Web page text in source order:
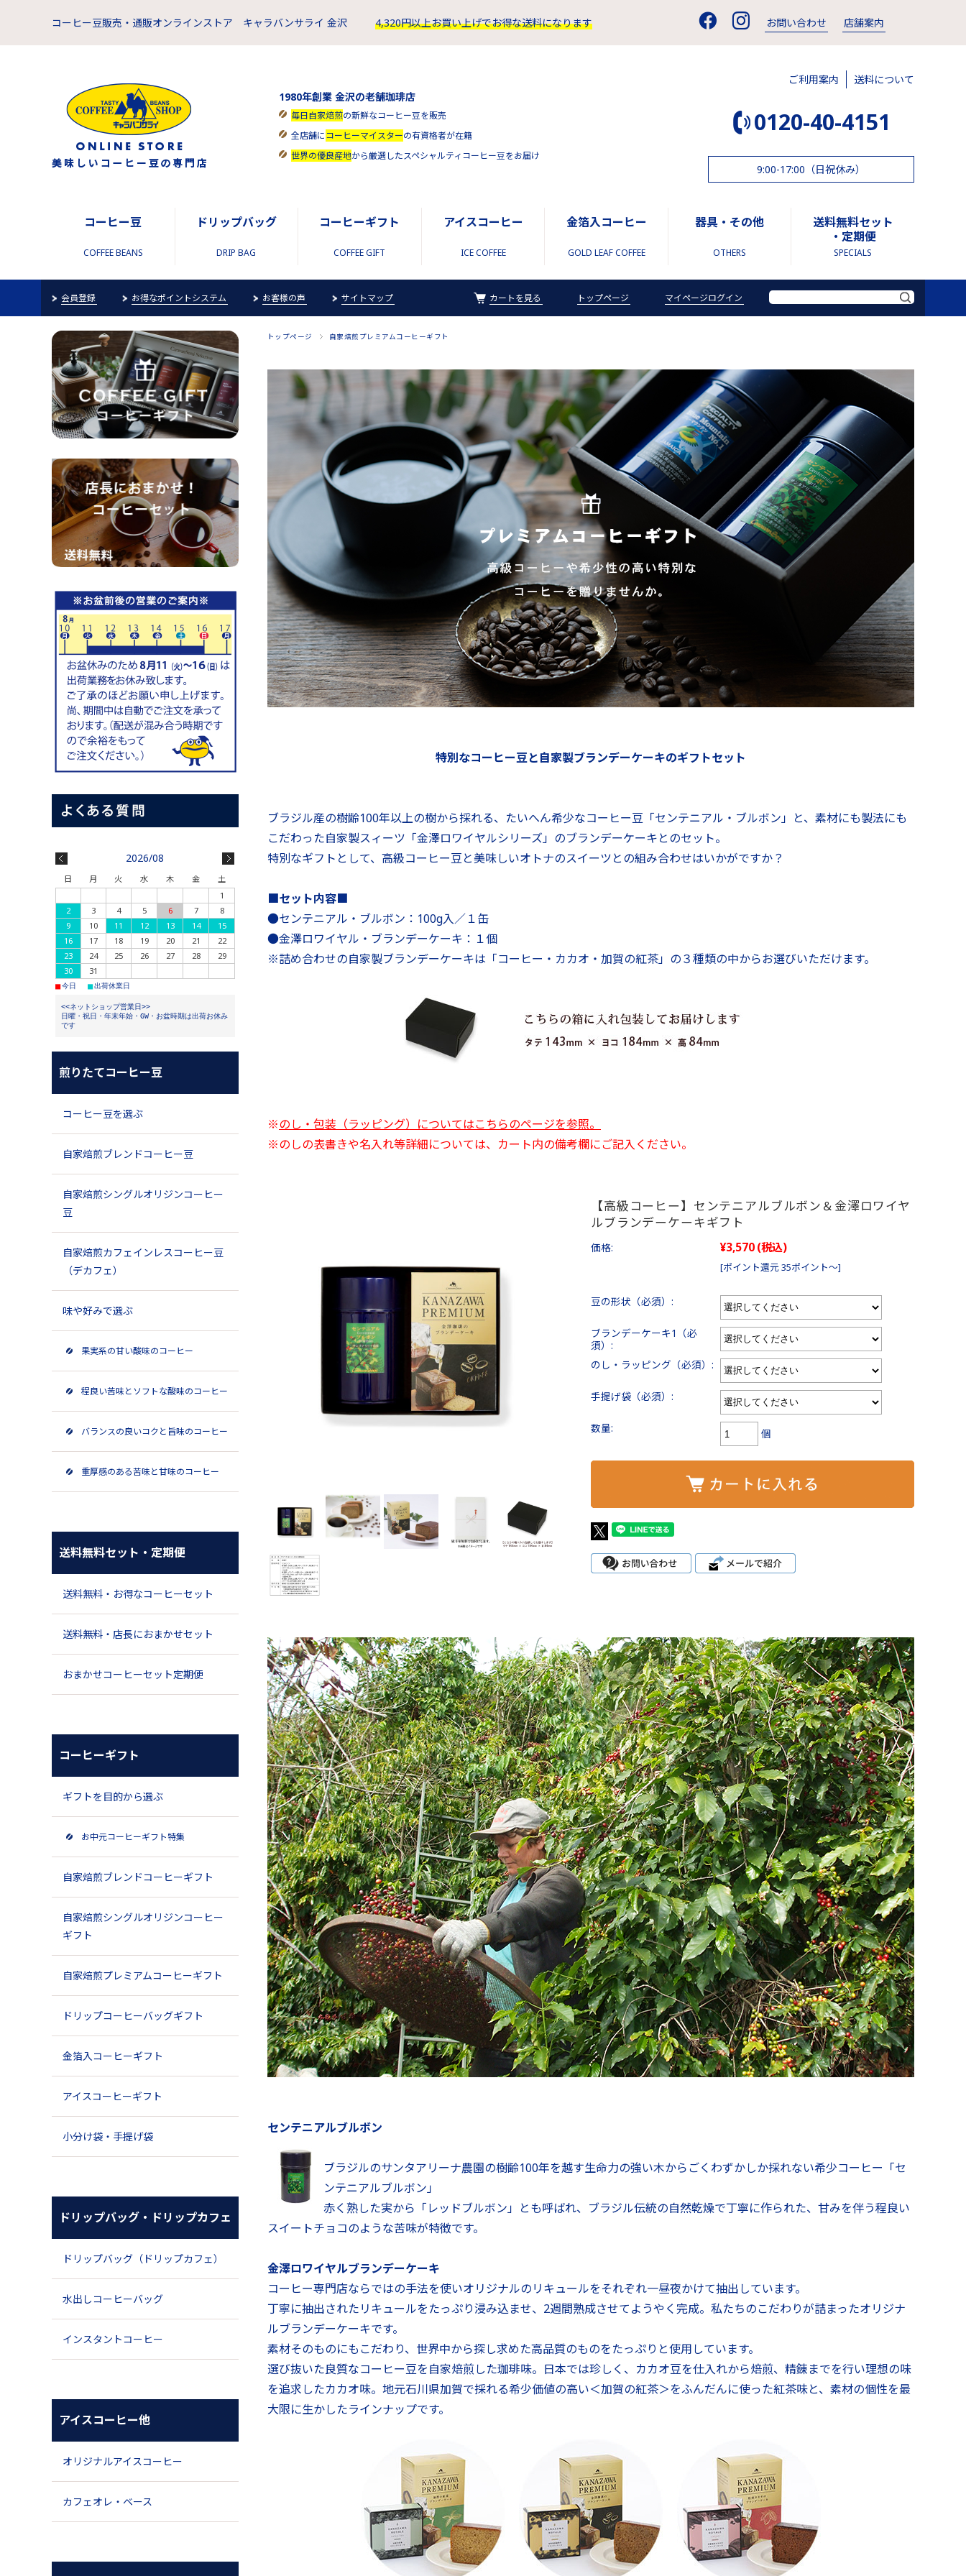
コーヒー豆販売・通販オンラインストア キャラバンサライ 金沢 4,320円以上お買い上げでお得な送料になります お問い合わせ 店舗案内
1980年創業 金沢の老舗珈琲店
毎日自家焙煎の新鮮なコーヒー豆を販売
全店舗にコーヒーマイスターの有資格者が在籍
世界の優良産地から厳選したスペシャルティコーヒー豆をお届け
ご利用案内 送料について
0120-40-4151
9:00-17:00（日祝休み）
コーヒー豆
COFFEE BEANS
ドリップバッグ
DRIP BAG
コーヒーギフト
COFFEE GIFT
アイスコーヒー
ICE COFFEE
金箔入コーヒー
GOLD LEAF COFFEE
器具・その他
OTHERS
送料無料セット
・定期便
SPECIALS
会員登録 お得なポイントシステム お客様の声 サイトマップ カートを見る トップページ マイページログイン
トップページ 自家焙煎プレミアムコーヒーギフト
特別なコーヒー豆と自家製ブランデーケーキのギフトセット
ブラジル産の樹齢100年以上の樹から採れる、たいへん希少なコーヒー豆「センテニアル・ブルボン」と、素材にも製法にも
こだわった自家製スィーツ「金澤ロワイヤルシリーズ」のブランデーケーキとのセット。
特別なギフトとして、高級コーヒー豆と美味しいオトナのスイーツとの組み合わせはいかがですか？
■セット内容■
●センテニアル・ブルボン：100g入／１缶
●金澤ロワイヤル・ブランデーケーキ：１個
※詰め合わせの自家製ブランデーケーキは「コーヒー・カカオ・加賀の紅茶」の３種類の中からお選びいただけます。
※のし・包装（ラッピング）についてはこちらのページを参照。
※のしの表書きや名入れ等詳細については、カート内の備考欄にご記入ください。
【高級コーヒー】センテニアルブルボン＆金澤ロワイヤ
ルブランデーケーキギフト
価格: ¥3,570(税込)
[ポイント還元 35ポイント～]
豆の形状（必須）:
ブランデーケーキ1（必
須）:
のし・ラッピング（必須）:
手提げ袋（必須）:
数量: 個
センテニアルブルボン
ブラジルのサンタアリーナ農園の樹齢100年を越す生命力の強い木からごくわずかしか採れない希少コーヒー「セ
ンテニアルブルボン」
赤く熟した実から「レッドブルボン」とも呼ばれ、ブラジル伝統の自然乾燥で丁寧に作られた、甘みを伴う程良い
スイートチョコのような苦味が特徴です。
金澤ロワイヤルブランデーケーキ
コーヒー専門店ならではの手法を使いオリジナルのリキュールをそれぞれ一昼夜かけて抽出しています。
丁寧に抽出されたリキュールをたっぷり浸み込ませ、2週間熟成させてようやく完成。私たちのこだわりが詰まったオリジナ
ルブランデーケーキです。
素材そのものにもこだわり、世界中から探し求めた高品質のものをたっぷりと使用しています。
選び抜いた良質なコーヒー豆を自家焙煎した珈琲味。日本では珍しく、カカオ豆を仕入れから焙煎、精錬までを行い理想の味
を追求したカカオ味。地元石川県加賀で採れる希少価値の高い＜加賀の紅茶＞をふんだんに使った紅茶味と、素材の個性を最
大限に生かしたラインナップです。
2026/08
日 月 火 水 木 金
土
1
2
3 4 5 6 7
8
9
10 11 12 13 14
15
16
17 18 19 20 21
22
23
24 25 26 27 28
29
30
31
■今日 ■出荷休業日
<<ネットショップ営業日>>
日曜・祝日・年末年始・GW・お盆時期は出荷お休み
です
煎りたてコーヒー豆
コーヒー豆を選ぶ
自家焙煎ブレンドコーヒー豆
自家焙煎シングルオリジンコーヒー
豆
自家焙煎カフェインレスコーヒー豆
（デカフェ）
味や好みで選ぶ
果実系の甘い酸味のコーヒー
程良い苦味とソフトな酸味のコーヒー
バランスの良いコクと旨味のコーヒー
重厚感のある苦味と甘味のコーヒー
送料無料セット・定期便
送料無料・お得なコーヒーセット
送料無料・店長におまかせセット
おまかせコーヒーセット定期便
コーヒーギフト
ギフトを目的から選ぶ
お中元コーヒーギフト特集
自家焙煎ブレンドコーヒーギフト
自家焙煎シングルオリジンコーヒー
ギフト
自家焙煎プレミアムコーヒーギフト
ドリップコーヒーバッグギフト
金箔入コーヒーギフト
アイスコーヒーギフト
小分け袋・手提げ袋
ドリップバッグ・ドリップカフェ
ドリップバッグ（ドリップカフェ）
水出しコーヒーバッグ
インスタントコーヒー
アイスコーヒー他
オリジナルアイスコーヒー
カフェオレ・ベース